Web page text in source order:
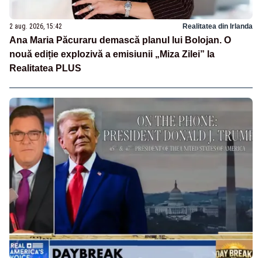
2 aug. 2026, 15:42 Realitatea din Irlanda
Ana Maria Păcuraru demască planul lui Bolojan. O
nouă ediție explozivă a emisiunii „Miza Zilei” la
Realitatea PLUS